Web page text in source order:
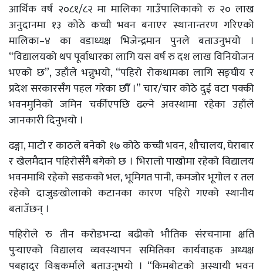
आर्थिक वर्ष २०८१/८२ मा मालिका गाउँपालिकाको रु २० लाख
अनुदानमा १३ कोठे कच्ची भवन बनाएर स्थानान्तरण गरिएको
मालिका–४ का वडाध्यक्ष भिजेन्द्रमान पुनले बताउनुभयो ।
“विद्यालयको थप पूर्वाधारका लागि यस वर्ष रु दश लाख विनियोजन
भएको छ”, उहाँले भन्नुभयो, “पहिरो रोकथामका लागि सङ्घीय र
प्रदेश सरकारसँग पहल गरेका छौँ ।” चार/चार कोठे दुई वटा पक्की
भवनमुनिको जमिन चर्कीएपछि ढल्ने अवस्थामा रहेका उहाँले
जानकारी दिनुभयो ।
ढङ्गा, माटो र काठले बनेको १७ कोठे कच्ची भवन, शौचालय, घेराबार
र खेलमैदान पहिरोसँगै बगेको छ । भिरालो पाखोमा रहेको विद्यालय
भवनमाथि रहेको सडकको भल, भूमिगत पानी, कमजोर भूगोल र तल
रहेको दाजुङखोलाको कटानका कारण पहिरो गएको स्थानीय
बताउँछन् ।
पहिरोले रु तीन करोडभन्दा बढीको भौतिक संरचनामा क्षति
पुर्‍याएको विद्यालय व्यवस्थापन समितिका कार्यवाहक अध्यक्ष
पबहादुर विश्वकर्माले बताउनुभयो । “किमबोटको अस्थायी भवन